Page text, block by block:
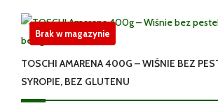
TOSCHI AMARENA 400G – WIŚNIE BEZ
SYROPIE, BEZ GLUTENU
Brak w magazynie